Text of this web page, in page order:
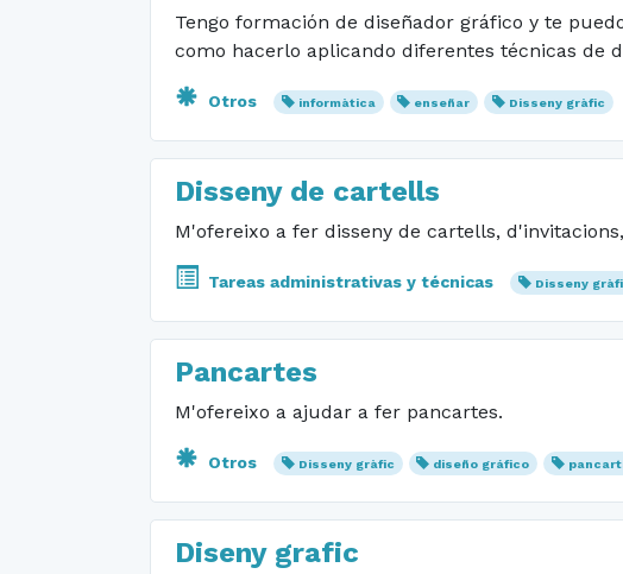
Tengo formación de diseñador gráfico y te
como hacerlo aplicando diferentes técnicas de
Otros informàtica enseñar Disseny gràfic
Disseny de cartells
M'ofereixo a fer disseny de cartells,
Tareas administrativas y técnicas Disseny
Pancartes
M'ofereixo a ajudar a fer pancartes.
Otros Disseny gràfic diseño gráfico
Diseny grafic